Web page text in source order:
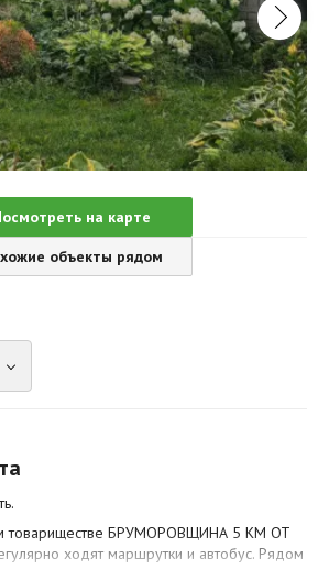
Другие разделы
на карте
объекты рядом
товариществе БРУМОРОВЩИНА 5 КМ ОТ
ходят маршрутки и автобус. Рядом